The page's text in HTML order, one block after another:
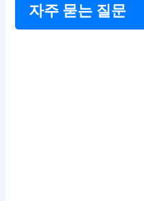
자주 묻는 질문